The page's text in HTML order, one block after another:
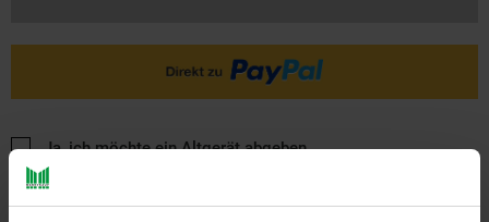
Ja, ich möchte ein Altgerät abgeben.